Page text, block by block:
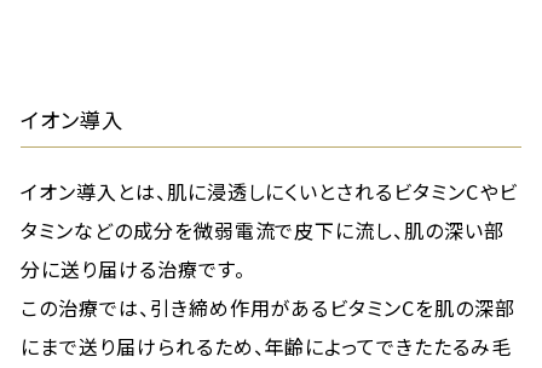
イオン導入
イオン導入とは、肌に浸透しにくいとされるビタミンCやビ
タミンなどの成分を微弱電流で皮下に流し、肌の深い部
分に送り届ける治療です。
この治療では、引き締め作用があるビタミンCを肌の深部
にまで送り届けられるため、年齢によってできたたるみ毛